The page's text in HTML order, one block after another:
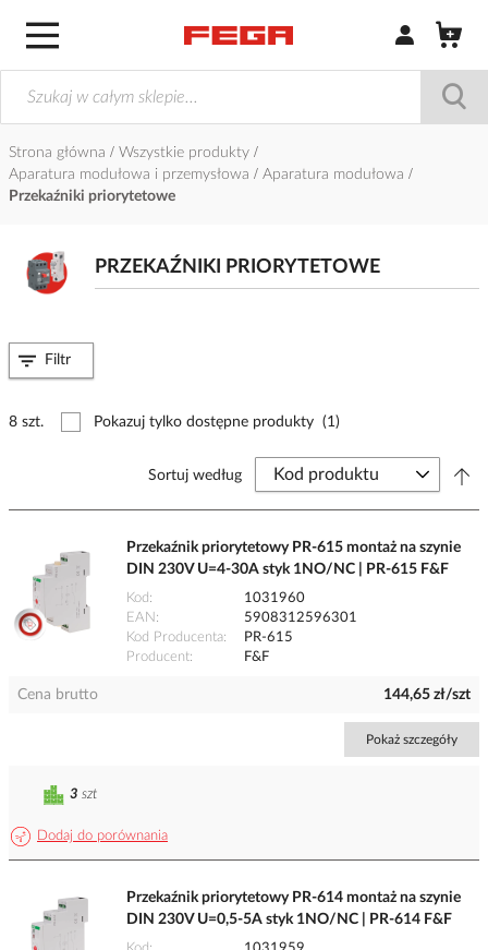
Zaloguj się /
Strona główna
Wszystkie produkty
Aparatura modułowa i przemysłowa
Aparatura modułowa
Przekaźniki priorytetowe
PRZEKAŹNIKI PRIORYTETOWE
8 szt. Pokazuj tylko dostępne produkty (1)
Sortuj według
Przekaźnik priorytetowy PR-615 montaż na szynie
DIN 230V U=4-30A styk 1NO/NC | PR-615 F&F
Kod
1031960
EAN
5908312596301
Kod Producenta
PR-615
Producent
F&F
Cena brutto 144,65 zł/szt
Pokaż szczegóły
Dodaj do porównania
3 szt
Przekaźnik priorytetowy PR-614 montaż na szynie
DIN 230V U=0,5-5A styk 1NO/NC | PR-614 F&F
Filtr